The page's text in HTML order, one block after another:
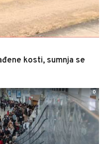
kosti, sumnja se
0